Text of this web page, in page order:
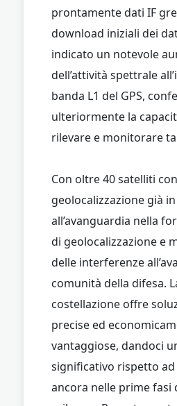
prontamente dati IF
download iniziali dei
indicato un notevole
dell’attività spettrale
banda L1 del GPS,
ulteriormente la
rilevare e monitorare
Con oltre 40 satelliti
geolocalizzazione già
all’avanguardia nella
di geolocalizzazione e
delle interferenze
comunità della difesa.
costellazione offre
precise ed
vantaggiose, dandoci
significativo rispetto
ancora nelle prime fasi